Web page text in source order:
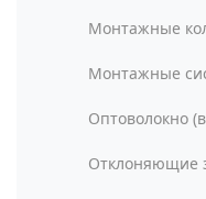
Монтажные
Монтажные
Оптоволокно
Отклоняющие